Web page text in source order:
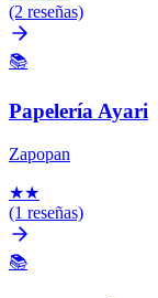
(2 reseñas)
📚
Papelería Ayari
Zapopan
★★
(1 reseñas)
📚